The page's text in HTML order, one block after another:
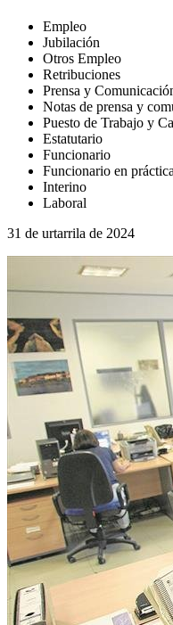
Empleo
Jubilación
Otros Empleo
Retribuciones
Prensa y
Notas de prensa y
Puesto de Trabajo y
Estatutario
Funcionario
Funcionario en
Interino
Laboral
31 de urtarrila de 2024